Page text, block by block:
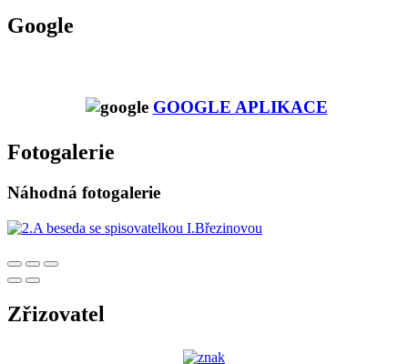
Google
GOOGLE APLIKACE
Fotogalerie
Náhodná fotogalerie
Zřizovatel